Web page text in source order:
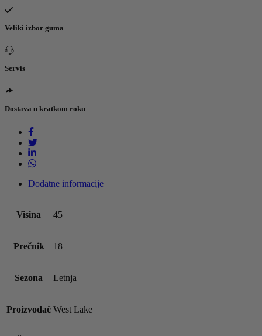
Veliki izbor guma
Servis
Dostava u kratkom roku
Dodatne informacije
Visina 45
Prečnik 18
Sezona Letnja
Proizvođač West Lake